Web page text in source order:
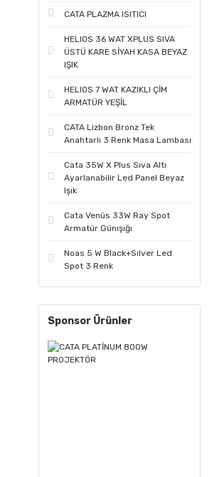
CATA PLAZMA ISITICI
HELIOS 36 WAT XPLUS SIVA
ÜSTÜ KARE SİYAH KASA BEYAZ
IŞIK
HELIOS 7 WAT KAZIKLI ÇİM
ARMATÜR YEŞİL
CATA Lizbon Bronz Tek
Anahtarlı 3 Renk Masa Lambası
Cata 35W X Plus Sıva Altı
Ayarlanabilir Led Panel Beyaz
Işık
Cata Venüs 33W Ray Spot
Armatür Günışığı
Noas 5 W Black+Sılver Led
Spot 3 Renk
Sponsor Ürünler